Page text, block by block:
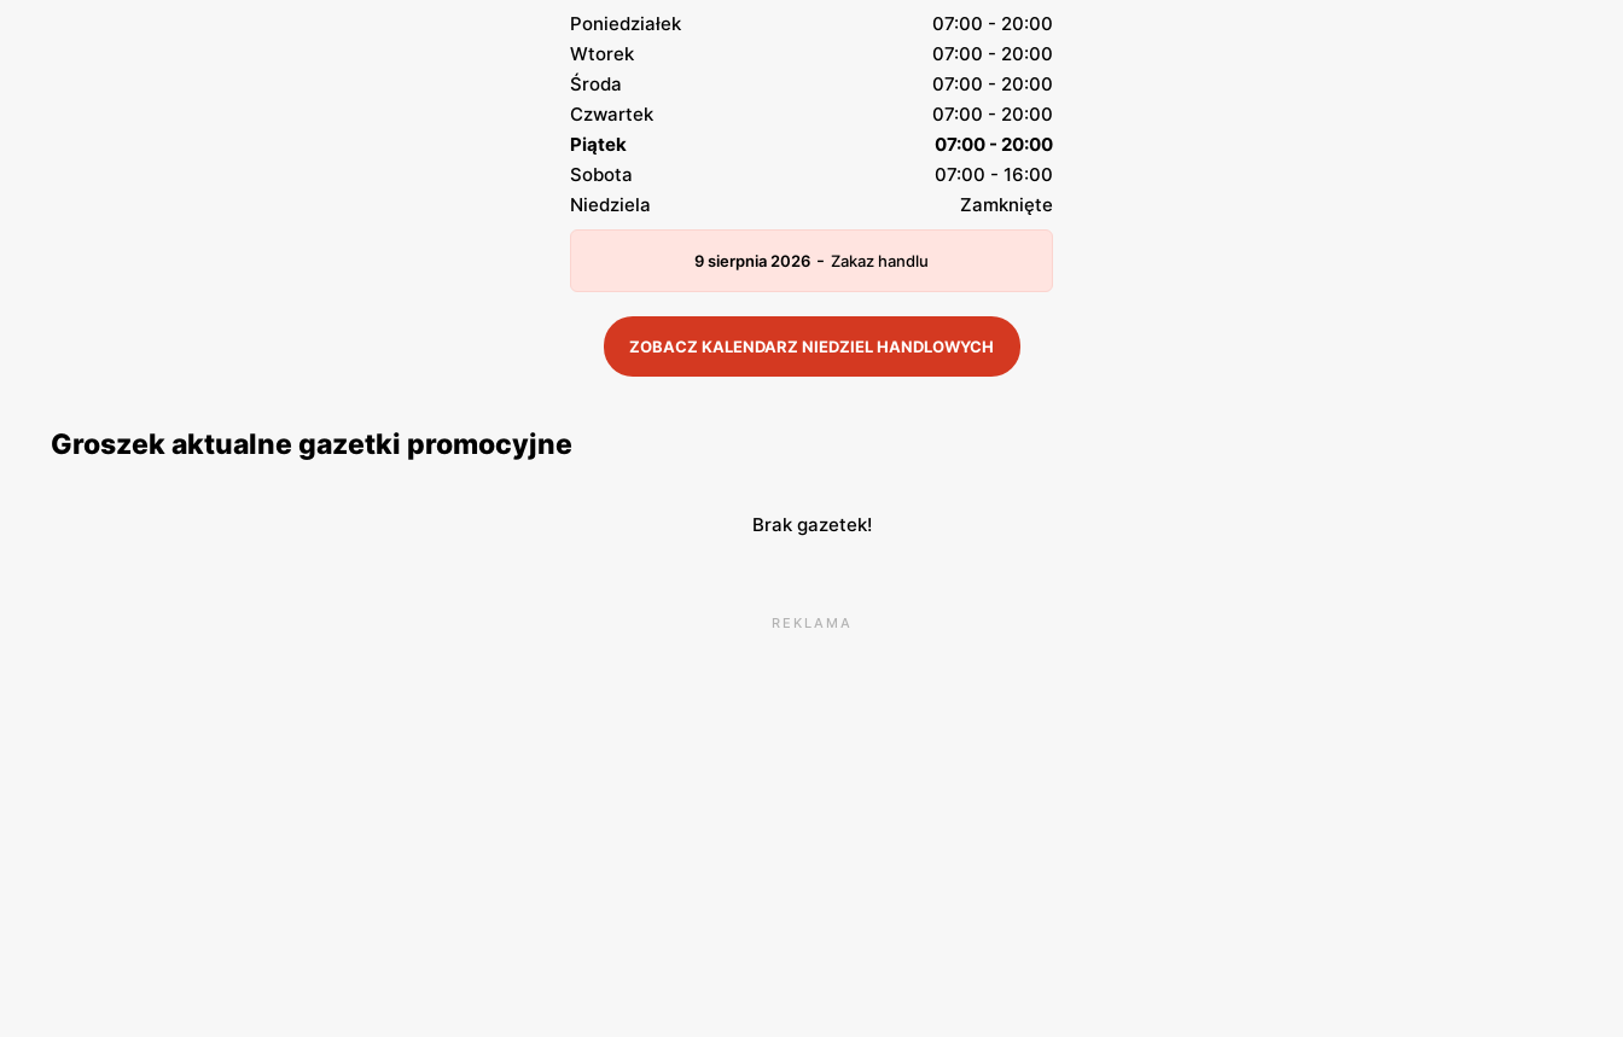
Poniedziałek
07:00 - 20:00
Wtorek
07:00 - 20:00
Środa
07:00 - 20:00
Czwartek
07:00 - 20:00
Piątek
07:00 - 20:00
Sobota
07:00 - 16:00
Niedziela
Zamknięte
9 sierpnia 2026 - Zakaz handlu
ZOBACZ KALENDARZ NIEDZIEL HANDLOWYCH
Groszek aktualne gazetki promocyjne
Brak gazetek!
REKLAMA